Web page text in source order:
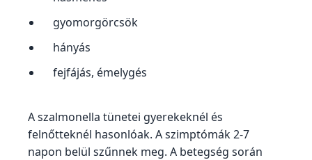
gyomorgörcsök
hányás
fejfájás, émelygés
A szalmonella tünetei gyerekeknél és
felnőtteknél hasonlóak. A szimptómák 2-7
napon belül szűnnek meg. A betegség során